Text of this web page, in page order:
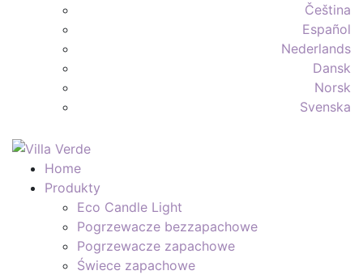
Čeština
Español
Nederlands
Dansk
Norsk
Svenska
Home
Produkty
Eco Candle Light
Pogrzewacze bezzapachowe
Pogrzewacze zapachowe
Świece zapachowe